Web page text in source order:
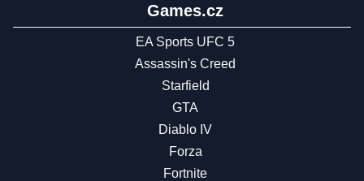
Games.cz
EA Sports UFC 5
Assassin's Creed
Starfield
GTA
Diablo IV
Forza
Fortnite